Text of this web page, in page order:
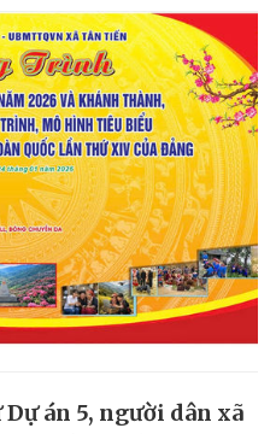
án 5, người dân xã